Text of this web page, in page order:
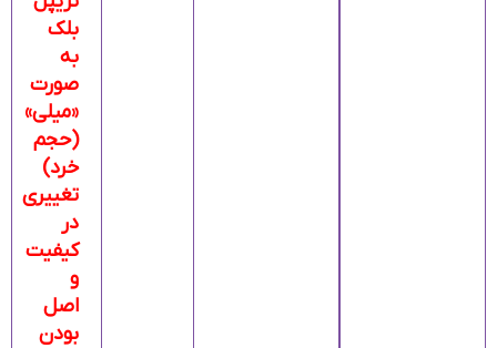
بلک
به
صورت
«میلی»
(حجم
خرد)
تغییری
در
کیفیت
و
اصل
بودن